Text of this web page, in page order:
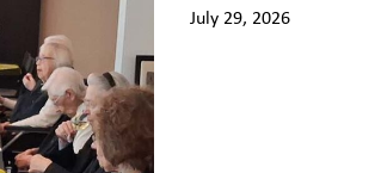
July 29, 2026